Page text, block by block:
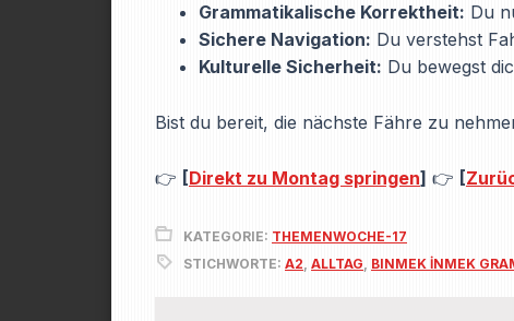
Grammatikalische Korrektheit: Du
Sichere Navigation: Du verstehst
Kulturelle Sicherheit: Du bewegst
Bist du bereit, die nächste Fähre zu
👉 [Direkt zu Montag springen] 👉 [
KATEGORIE: THEMENWOCHE-17
STICHWORTE: A2, ALLTAG, BINMEK İNMEK